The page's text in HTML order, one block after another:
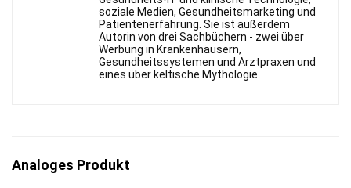
soziale Medien, Gesundheitsmarketing und
Patientenerfahrung. Sie ist außerdem
Autorin von drei Sachbüchern - zwei über
Werbung in Krankenhäusern,
Gesundheitssystemen und Arztpraxen und
eines über keltische Mythologie.
Analoges Produkt